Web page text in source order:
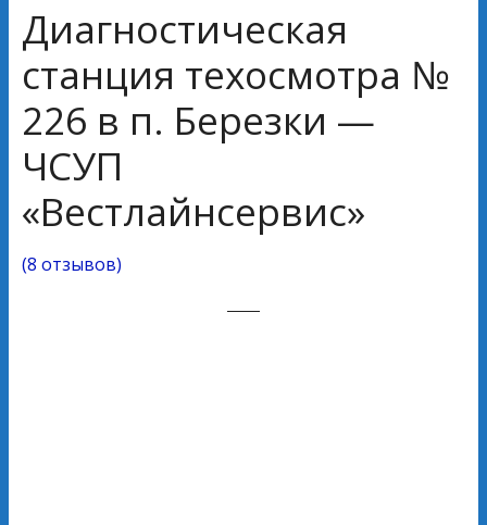
Диагностическая
станция техосмотра №
226 в п. Березки —
ЧСУП
«Вестлайнсервис»
(8 отзывов)